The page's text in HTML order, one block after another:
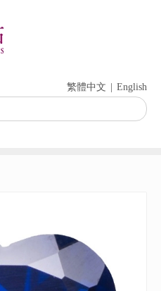
繁體中文 English